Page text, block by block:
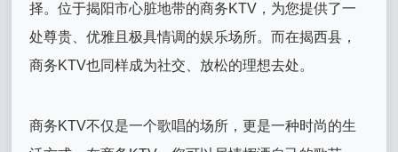
择。位于揭阳市心脏地带的商务KTV，为您提供了一
处尊贵、优雅且极具情调的娱乐场所。而在揭西县，
商务KTV也同样成为社交、放松的理想去处。
商务KTV不仅是一个歌唱的场所，更是一种时尚的生